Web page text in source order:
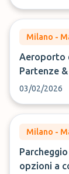
Milano -
Aeroporto
Partenze
03/02/2026
Milano -
opzioni a